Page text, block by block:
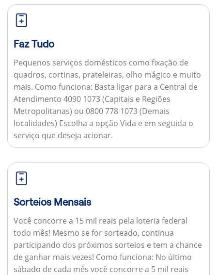
Faz Tudo
Pequenos serviços domésticos como fixação de
quadros, cortinas, prateleiras, olho mágico e muito
mais. Como funciona: Basta ligar para a Central de
Atendimento 4090 1073 (Capitais e Regiões
Metropolitanas) ou 0800 778 1073 (Demais
localidades) Escolha a opção Vida e em seguida o
serviço que deseja acionar.
Sorteios Mensais
Você concorre a 15 mil reais pela loteria federal
todo mês! Mesmo se for sorteado, continua
participando dos próximos sorteios e tem a chance
de ganhar mais vezes! Como funciona: No último
sábado de cada mês você concorre a 5 mil reais